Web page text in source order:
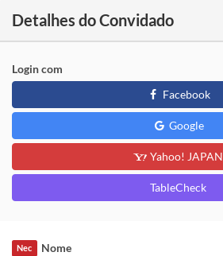
Detalhes do Convidado
Login com
Facebook
Google
Yahoo! JAPAN
TableCheck
Nome
Nec